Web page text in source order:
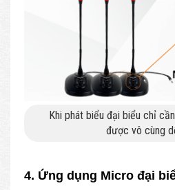
Khi phát biểu đại biểu chỉ
được vô cùng
4. Ứng dụng Micro đại